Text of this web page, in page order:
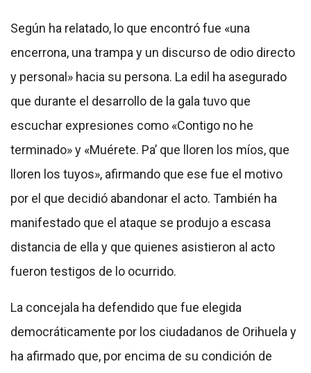
Según ha relatado, lo que encontró fue «una
encerrona, una trampa y un discurso de odio directo
y personal» hacia su persona. La edil ha asegurado
que durante el desarrollo de la gala tuvo que
escuchar expresiones como «Contigo no he
terminado» y «Muérete. Pa’ que lloren los míos, que
lloren los tuyos», afirmando que ese fue el motivo
por el que decidió abandonar el acto. También ha
manifestado que el ataque se produjo a escasa
distancia de ella y que quienes asistieron al acto
fueron testigos de lo ocurrido.
La concejala ha defendido que fue elegida
democráticamente por los ciudadanos de Orihuela y
ha afirmado que, por encima de su condición de